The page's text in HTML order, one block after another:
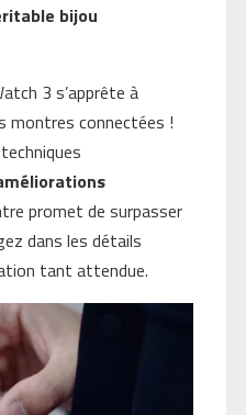
bijou
3 s’apprête à
montres connectées !
promet de surpasser
dans les détails
tant attendue.